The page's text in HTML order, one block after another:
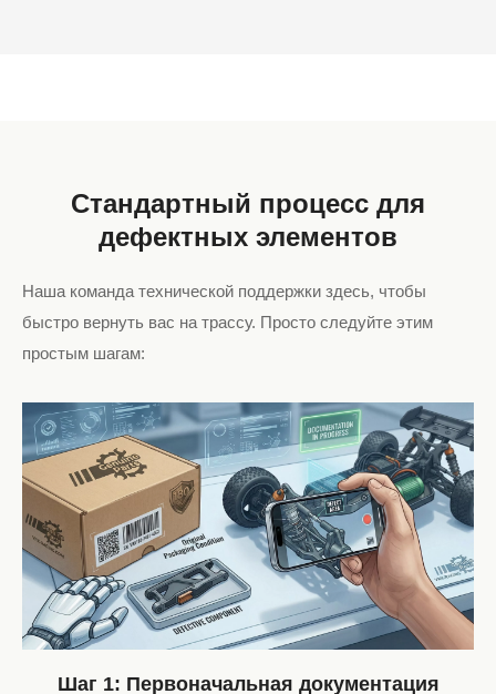
Стандартный процесс для
дефектных элементов
Наша команда технической поддержки здесь, чтобы
быстро вернуть вас на трассу. Просто следуйте этим
простым шагам:
Шаг 1: Первоначальная документация